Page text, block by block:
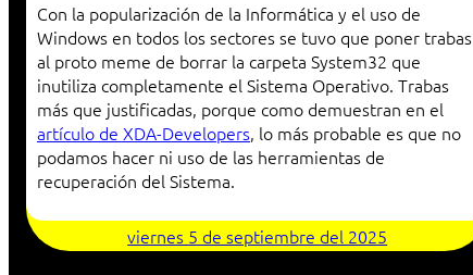
Con la popularización de la Informática y el uso de
Windows en todos los sectores se tuvo que poner trabas
al proto meme de borrar la carpeta System32 que
inutiliza completamente el Sistema Operativo. Trabas
más que justificadas, porque como demuestran en el
artículo de XDA-Developers, lo más probable es que no
podamos hacer ni uso de las herramientas de
recuperación del Sistema.
viernes 5 de septiembre del 2025